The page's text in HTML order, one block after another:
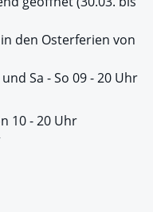
den Osterferien von
Sa - So 09 - 20 Uhr
10 - 20 Uhr